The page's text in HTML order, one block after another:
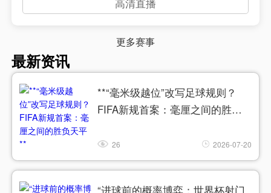
更多赛事
最新资讯
**“毫米级越位”改写足球规则？
FIFA新规首案：毫厘之间的胜负
26 2026-07-20